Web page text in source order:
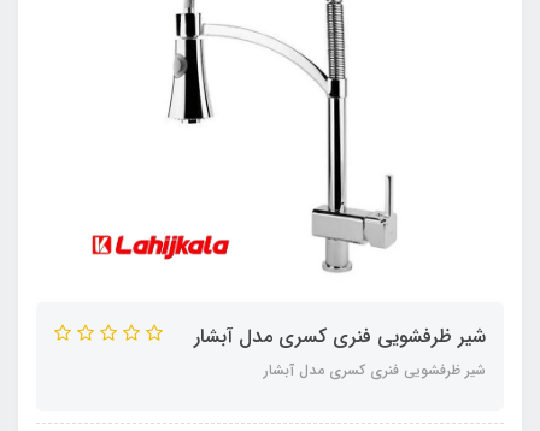
شیر ظرفشویی فنری کسری مدل آبشار
شیر ظرفشویی فنری کسری مدل آبشار